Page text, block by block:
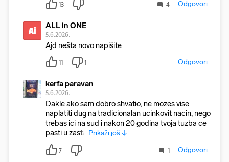
13 4 Odgovori
Ai ALL in ONE
5.6.2026.
Ajd nešta novo napišite
11 1 Odgovori
kerfa paravan
5.6.2026.
Dakle ako sam dobro shvatio, ne mozes vise
naplatiti dug na tradicionalan ucinkovit nacin, nego
trebas ici na sud i nakon 20 godina tvoja tuzba ce
pasti u zasta Prikaži još ↓
7 1 Odgovori